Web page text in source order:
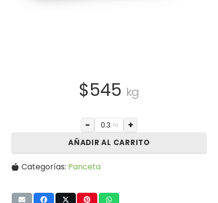
$545 kg
− kg +
AÑADIR AL CARRITO
Categorías: Panceta